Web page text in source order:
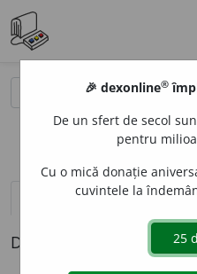
definiții (1) pronunțievolume_up
Definiția cu ID-ul
🎉 dexonline®
De un sfert de secol
pentru
Cu o mică donație
cuvintele la